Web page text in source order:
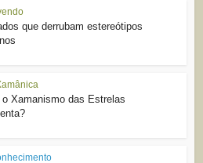
que derrubam estereótipos
o Xamanismo das Estrelas